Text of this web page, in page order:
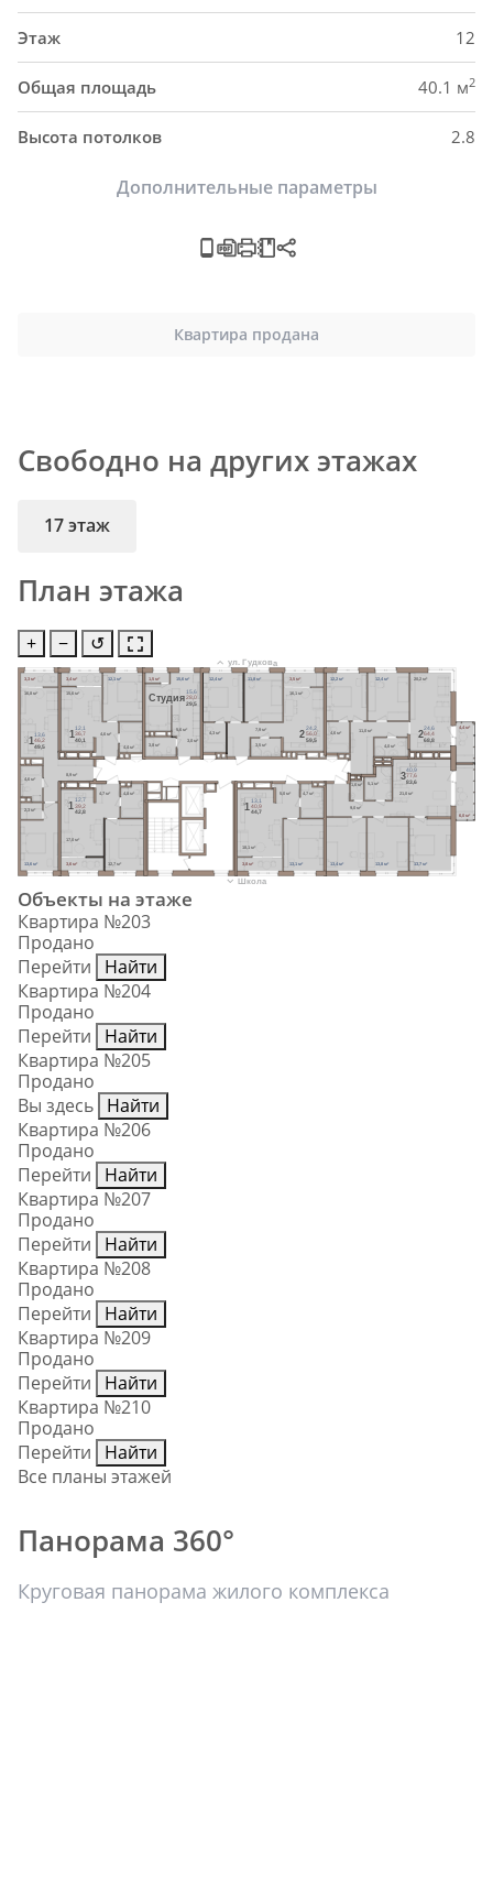
Этаж 12
Общая площадь 40.1 м2
Высота потолков 2.8
Дополнительные параметры
Квартира продана
Свободно на других этажах
17 этаж
План этажа
+ − ↺
12,7 м²
4,8 м²
17,0 м²
4,7 м²
3,6 м²
1
12,7
39,2
42,8
13,6 м²
4,6 м²
3,3 м²
16,8 м²
8,9 м²
2,3 м²
1
13,6
46,2
49,5
12,1 м²
4,4 м²
4,6 м²
3,4 м²
15,6 м²
1
12,1
36,7
40,1
5,6 м²
3,8 м²
15,6 м²
1,5 м²
3,0 м²
Cтудия
15,6
28,0
29,5
12,4 м² 11,8 м²
4,3 м²
16,1 м²
3,5 м²
3,5 м²
7,9 м² 2
24,2
56,0
59,5
12,2 м² 12,4 м² 20,2 м²
11,0 м²
4,0 м²
4,4 м²
4,6 м²
2
24,6
64,4
68,8
13,4 м² 13,8 м² 13,7 м²
21,0 м²
6,0 м²
5,1 м²
9,0 м²
1,6 м²
3
40,9
77,6
83,6
4,7 м²
13,1 м²
18,1 м²
5,0 м²
3,8 м²
1
13,1
40,9
44,7
ул. Гудкова
Школа
Объекты на этаже
Квартира №203
Продано
Перейти
Найти
Квартира №204
Продано
Перейти
Найти
Квартира №205
Продано
Вы здесь Найти
Квартира №206
Продано
Перейти
Найти
Квартира №207
Продано
Перейти
Найти
Квартира №208
Продано
Перейти
Найти
Квартира №209
Продано
Перейти
Найти
Квартира №210
Продано
Перейти
Найти
Все планы этажей
Панорама 360°
Круговая панорама жилого комплекса